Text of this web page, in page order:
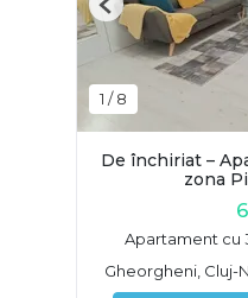
1 /8
Previous
De închiriat –
zona
Apartament cu
Gheorgheni, Cluj-